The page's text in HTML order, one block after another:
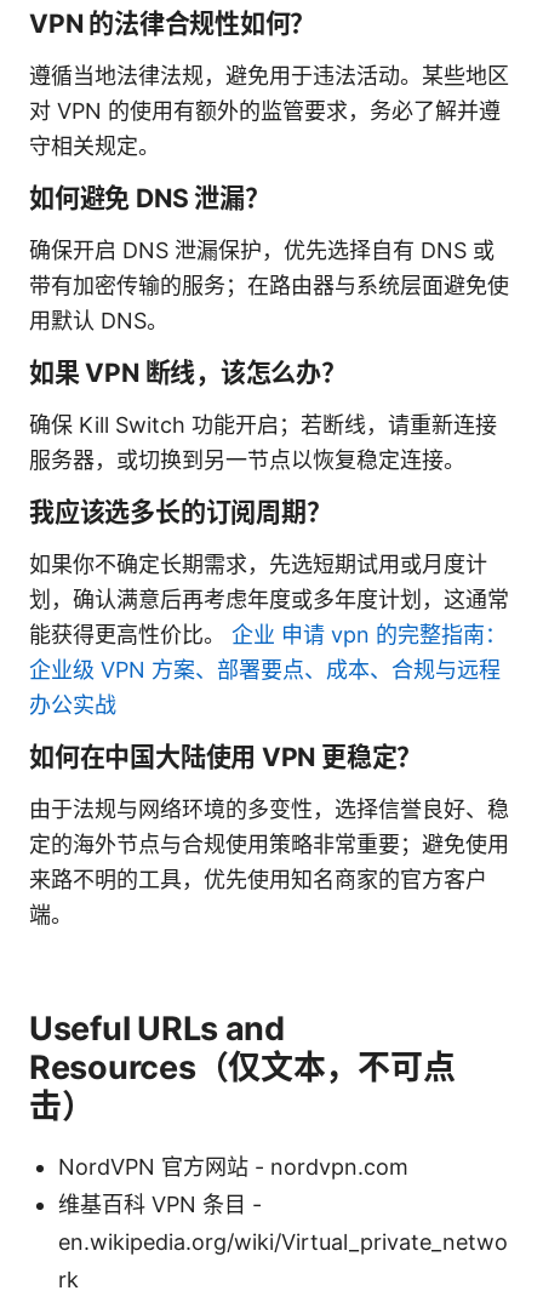
VPN 的法律合规性如何？
遵循当地法律法规，避免用于违法活动。某些地区
对 VPN 的使用有额外的监管要求，务必了解并遵
守相关规定。
如何避免 DNS 泄漏？
确保开启 DNS 泄漏保护，优先选择自有 DNS 或
带有加密传输的服务；在路由器与系统层面避免使
用默认 DNS。
如果 VPN 断线，该怎么办？
确保 Kill Switch 功能开启；若断线，请重新连接
服务器，或切换到另一节点以恢复稳定连接。
我应该选多长的订阅周期？
如果你不确定长期需求，先选短期试用或月度计
划，确认满意后再考虑年度或多年度计划，这通常
能获得更高性价比。 企业 申请 vpn 的完整指南：
企业级 VPN 方案、部署要点、成本、合规与远程
办公实战
如何在中国大陆使用 VPN 更稳定？
由于法规与网络环境的多变性，选择信誉良好、稳
定的海外节点与合规使用策略非常重要；避免使用
来路不明的工具，优先使用知名商家的官方客户
端。
Useful URLs and
Resources（仅文本，不可点
击）
NordVPN 官方网站 - nordvpn.com
维基百科 VPN 条目 -
en.wikipedia.org/wiki/Virtual_private_netwo
rk